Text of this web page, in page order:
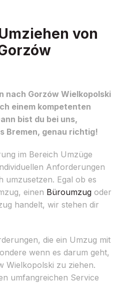
von
nach Gorzów Wielkopolski
einem kompetenten
bist du bei uns,
Bremen, genau richtig!
im Bereich Umzüge
Anforderungen
umzusetzen. Egal ob es
einen Büroumzug oder
handelt, wir stehen dir
die ein Umzug mit
wenn es darum geht,
Wielkopolski zu ziehen.
umfangreichen Service